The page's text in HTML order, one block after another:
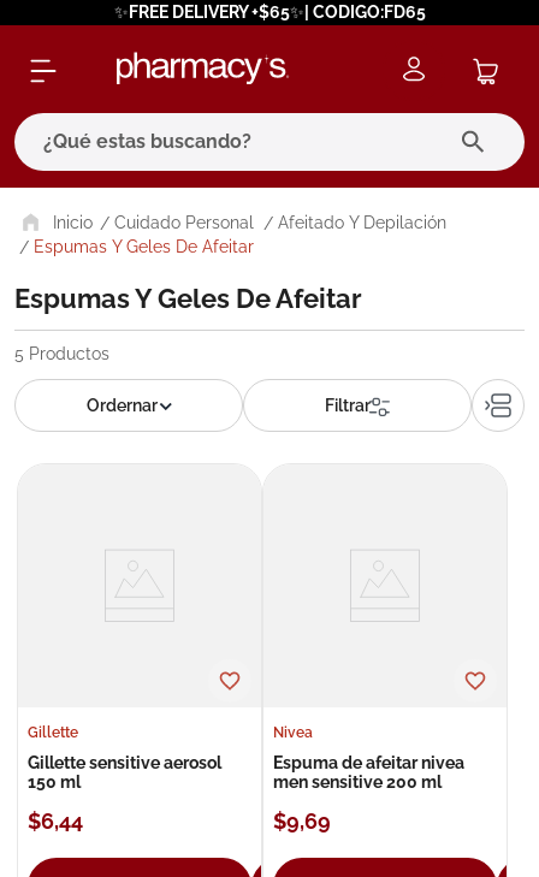
✨FREE DELIVERY +$65✨| CODIGO:FD65
¿Qué estas buscando?
Cuidado Personal
Afeitado Y Depilación
Espumas Y Geles De Afeitar
Espumas Y Geles De Afeitar
5 Productos
Gillette
Gillette sensitive aerosol
150 ml
$6,44
Nivea
Espuma de afeitar nivea
men sensitive 200 ml
$9,69
términos más buscados
2. protector solar
3. bioderma
5. cerave
roche posay
nivea